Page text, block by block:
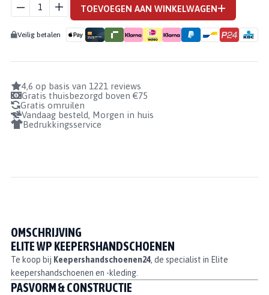
WP
AANTAL
TOEVOEGEN AAN WINKELWAGEN
Veilig betalen
4,6 op basis van 1221 reviews
Gratis thuisbezorgd boven €75
Gratis omruilen
Vandaag besteld, Morgen in huis
Bedrukkingsservice
OMSCHRIJVING
ELITE WP KEEPERSHANDSCHOENEN
Te koop bij Keepershandschoenen24, de specialist in Elite
keepershandschoenen en -kleding.
PASVORM & CONSTRUCTIE